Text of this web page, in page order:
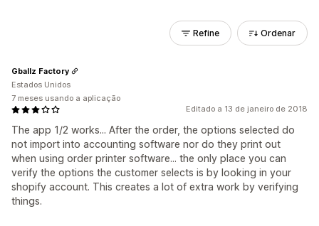
Refine Ordenar
Editado a 13 de janeiro de 2018
The app 1/2 works... After the order, the options selected do
not import into accounting software nor do they print out
when using order printer software... the only place you can
verify the options the customer selects is by looking in your
shopify account. This creates a lot of extra work by verifying
things.
Gballz Factory
Estados Unidos
7 meses usando a aplicação